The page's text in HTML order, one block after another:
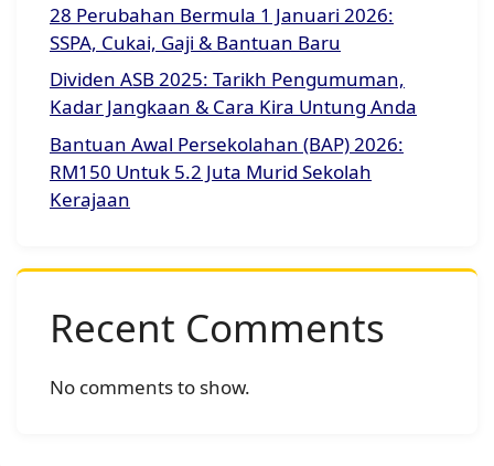
28 Perubahan Bermula 1 Januari 2026:
SSPA, Cukai, Gaji & Bantuan Baru
Dividen ASB 2025: Tarikh Pengumuman,
Kadar Jangkaan & Cara Kira Untung Anda
Bantuan Awal Persekolahan (BAP) 2026:
RM150 Untuk 5.2 Juta Murid Sekolah
Kerajaan
Recent Comments
No comments to show.